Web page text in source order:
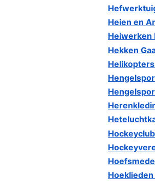
Heien en
Heiwerken
Hekken